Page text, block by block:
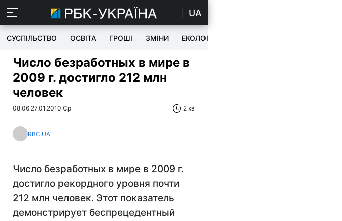
UA
СУСПІЛЬСТВО ОСВІТА ГРОШІ ЗМІНИ ЕКОЛОГІЯ
Число безработных в мире в
2009 г. достигло 212 млн
человек
08:06 27.01.2010 Ср 2 хв
RBC.UA
Число безработных в мире в 2009 г.
достигло рекордного уровня почти
212 млн человек. Этот показатель
демонстрирует беспрецедентный